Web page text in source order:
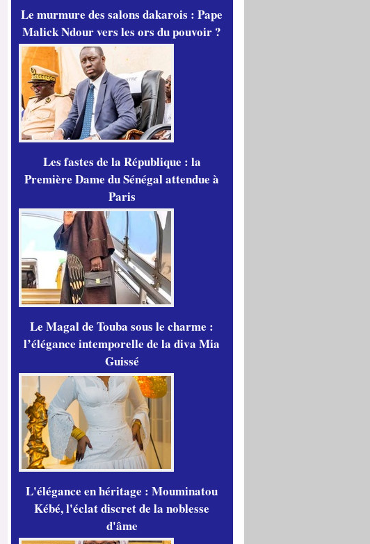
Le murmure des salons dakarois : Pape
Malick Ndour vers les ors du pouvoir ?
Les fastes de la République : la
Première Dame du Sénégal attendue à
Paris
Le Magal de Touba sous le charme :
l’élégance intemporelle de la diva Mia
Guissé
L'élégance en héritage : Mouminatou
Kébé, l'éclat discret de la noblesse
d'âme